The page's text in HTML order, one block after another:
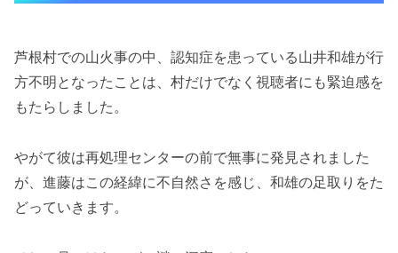
芦根村での山火事の中、認知症を患っている山井和雄が行
方不明となったことは、村だけでなく視聴者にも緊迫感を
もたらしました。
やがて彼は再処理センターの前で無事に発見されました
が、進藤はこの経緯に不自然さを感じ、和雄の足取りをた
どっていきます。